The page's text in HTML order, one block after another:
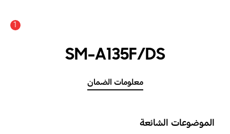
1
SM-A135F/DS
معلومات الضمان
الموضوعات الشائعة